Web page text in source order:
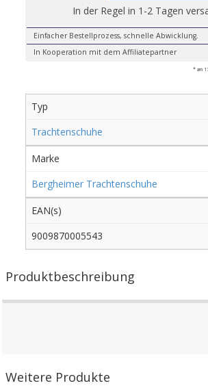
In der Regel in 1-2 Tagen
Einfacher Bestellprozess, schnelle Abwicklung.
In Kooperation mit dem Affiliatepartner
* am
Typ
Trachtenschuhe
Marke
Bergheimer Trachtenschuhe
EAN(s)
9009870005543
Produktbeschreibung
Weitere Produkte